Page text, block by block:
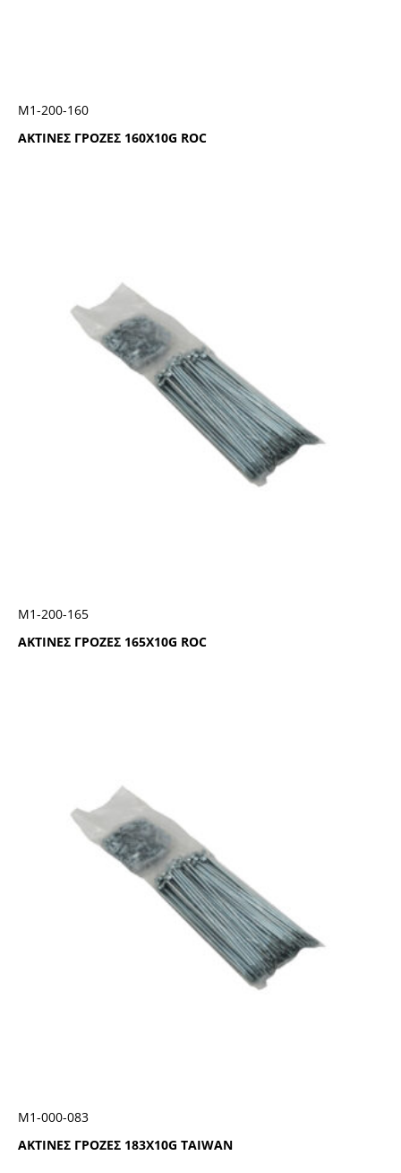
ΑΚΤΙΝΕΣ ΓΡΟΖΕΣ 160Χ10G ROC
Μ1-200-160
ΑΚΤΙΝΕΣ ΓΡΟΖΕΣ 165Χ10G ROC
Μ1-200-165
ΑΚΤΙΝΕΣ ΓΡΟΖΕΣ 183Χ10G TAIWAN
Μ1-000-083